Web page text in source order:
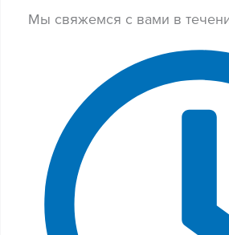
Мы свяжемся с вами в